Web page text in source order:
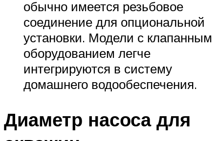
обычно имеется резьбовое
соединение для опциональной
установки. Модели с клапанным
оборудованием легче
интегрируются в систему
домашнего водообеспечения.
Диаметр насоса для